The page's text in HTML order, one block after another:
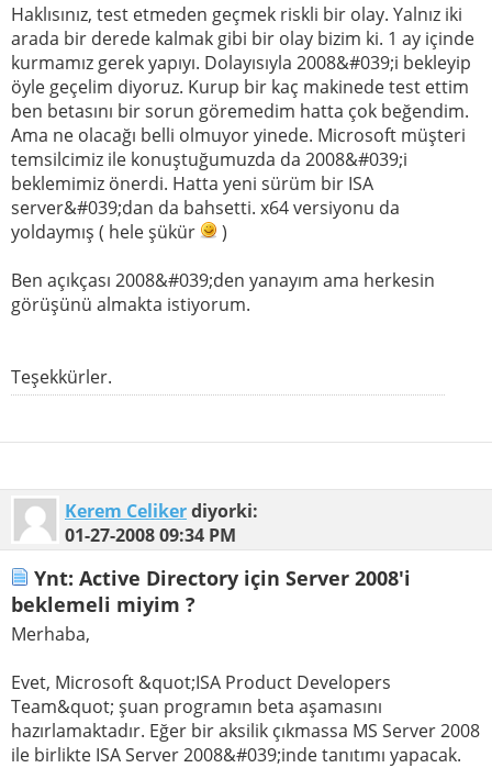
Haklısınız, test etmeden geçmek riskli bir olay. Yalnız iki
arada bir derede kalmak gibi bir olay bizim ki. 1 ay içinde
kurmamız gerek yapıyı. Dolayısıyla 2008&#039;i bekleyip
öyle geçelim diyoruz. Kurup bir kaç makinede test ettim
ben betasını bir sorun göremedim hatta çok beğendim.
Ama ne olacağı belli olmuyor yinede. Microsoft müşteri
temsilcimiz ile konuştuğumuzda da 2008&#039;i
beklemimiz önerdi. Hatta yeni sürüm bir ISA
server&#039;dan da bahsetti. x64 versiyonu da
yoldaymış ( hele şükür
)
Ben açıkçası 2008&#039;den yanayım ama herkesin
görüşünü almakta istiyorum.
Teşekkürler.
Kerem Celikerdiyorki:
01-27-200809:34 PM
Ynt: Active Directory için Server 2008'i
beklemeli miyim ?
Merhaba,
Evet, Microsoft &quot;ISA Product Developers
Team&quot; şuan programın beta aşamasını
hazırlamaktadır. Eğer bir aksilik çıkmassa MS Server 2008
ile birlikte ISA Server 2008&#039;inde tanıtımı yapacak.